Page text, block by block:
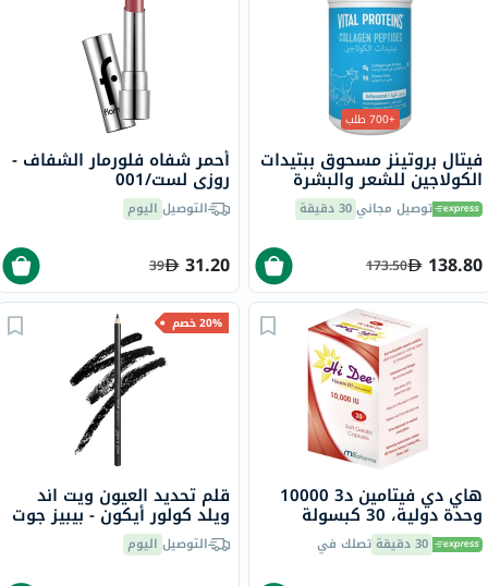
+700 طلب
فيتال بروتينز مسحوق ببتيدات
الكولاجين للشعر والبشرة
والأظافر 284 جرامتوصيل مجاني30 دقيقة
138.80
173.50
أحمر شفاه فلورمار الشفاف -
روزي لست/001
التوصيل اليوم
31.20
39
هاي دي فيتامين د3 10000
وحدة دولية، 30 كبسولة
هلامية لينة
30 دقيقة تصلك في
20% خصم
قلم تحديد العيون ويت اند
ويلد كولور أيكون - بيبيز جوت
بلاكالتوصيل اليوم